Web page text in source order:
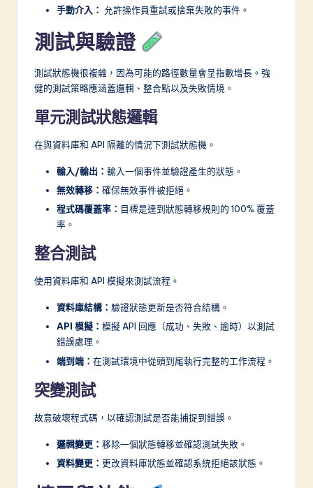
手動介入： 允許操作員重試或捨棄失敗的事件。
測試與驗證
測試狀態機很複雜，因為可能的路徑數量會呈指數增長。強
健的測試策略應涵蓋邏輯、整合點以及失敗情境。
單元測試狀態邏輯
在與資料庫和 API 隔離的情況下測試狀態機。
輸入/輸出： 輸入一個事件並驗證產生的狀態。
無效轉移： 確保無效事件被拒絕。
程式碼覆蓋率： 目標是達到狀態轉移規則的 100% 覆蓋
率。
整合測試
使用資料庫和 API 模擬來測試流程。
資料庫結構： 驗證狀態更新是否符合結構。
API 模擬： 模擬 API 回應（成功、失敗、逾時）以測試
錯誤處理。
端到端： 在測試環境中從頭到尾執行完整的工作流程。
突變測試
故意破壞程式碼，以確認測試是否能捕捉到錯誤。
邏輯變更： 移除一個狀態轉移並確認測試失敗。
資料變更： 更改資料庫狀態並確認系統拒絕該狀態。